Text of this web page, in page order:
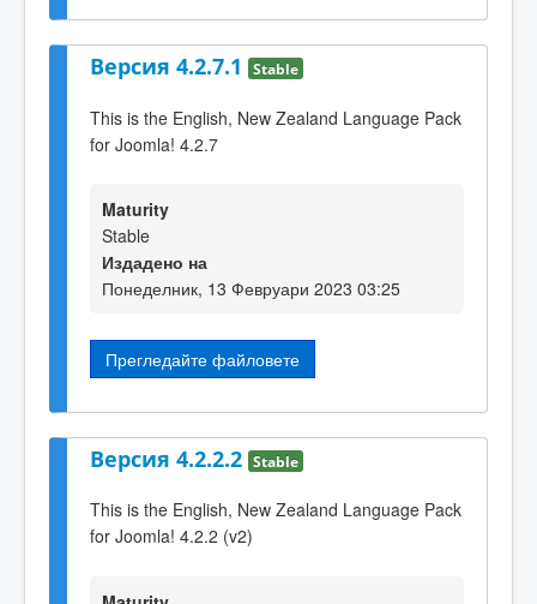
Версия 4.2.7.1 Stable
This is the English, New Zealand Language Pack
for Joomla! 4.2.7
Maturity
Stable
Издадено на
Понеделник, 13 Февруари 2023 03:25
Прегледайте файловете
Версия 4.2.2.2 Stable
This is the English, New Zealand Language Pack
for Joomla! 4.2.2 (v2)